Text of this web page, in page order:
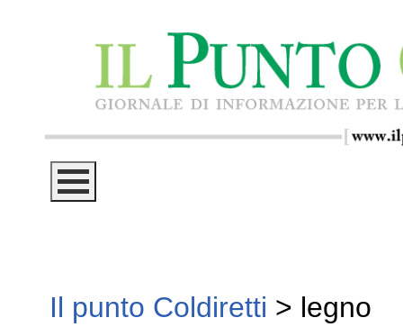
Il punto Coldiretti > legno